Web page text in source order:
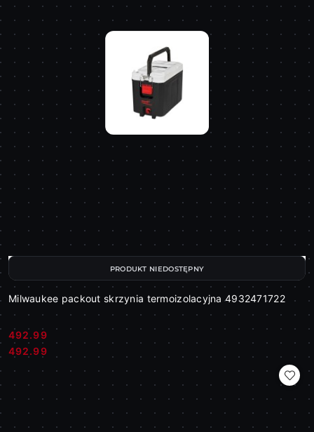
Milwaukee packout skrzynia termoizolacyjna 4932471722
Cena:
492.99
Cena:
492.99
PRODUKT NIEDOSTĘPNY